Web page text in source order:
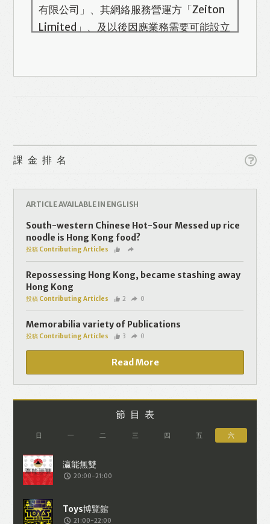
有限公司」、其網絡服務營運方「Zeiton
Limited」、及以後因應業務需要可能設立
願性質。我們收集的個人資料包括姓名、
保留隨時增減本付費服務內容的權利，包
括但不限於漫畫、節目、小說等欄目及內
將你的個人資料與從商業夥伴或其他公司
取得的資料結合，但不會出租、出售、或
透露你的個人資料予他人或非附屬公司。
個人資料將用於提供更適合你的廣告及網
頁內容、評估與改善我們的服務、聯絡你
或進行不記名的 究調查。所得資料亦只會
用於所述指定用途。除非所作用途為法例
容許或屬法例規定，否則未經你事先同
意，你的個人資料不會作其他用途。如果
決定提供個人資料，即表示您同意我們將
該資料傳送並儲存。 熱血時報會根據用戶
廣告目標人士的標準），而發送目標廣
告。不會因為你與廣告作出互動或觀看一
個目標廣告而向廣告客戶提供任何用戶的
個人資料。 但如果你觀看或與該廣告作出
互動，則表示你同意廣告客戶有可能假設
你符合該廣告目標客戶群的標準。熱血時
報並會根據你在交易平台（如PAYPAL），
課金排名
ARTICLE AVAILABLE IN ENGLISH
South-western Chinese Hot-Sour Messed up rice
noodle is Hong Kong food?
投稿 Contributing Articles
Repossessing Hong Kong, became stashing away
Hong Kong
投稿 Contributing Articles 2 0
Memorabilia variety of Publications
投稿 Contributing Articles 3 0
Read More
節目表
日 一 二 三 四 五 六
20:00-21:00
21:00-22:00